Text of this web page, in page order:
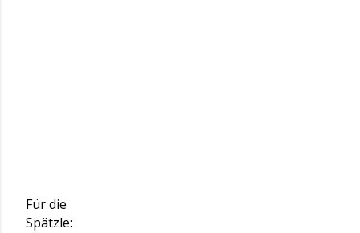
Für die
Spätzle: